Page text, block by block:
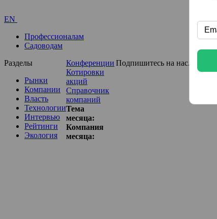
EN
Профессионалам
Садоводам
Разделы
Рынки
Компании
Власть
Технологии
Интервью
Рейтинги
Экология
Конференции
Котировки
акций
Справочник
компаний
Тема
месяца:
Компания
месяца:
Подпишитесь на нас...